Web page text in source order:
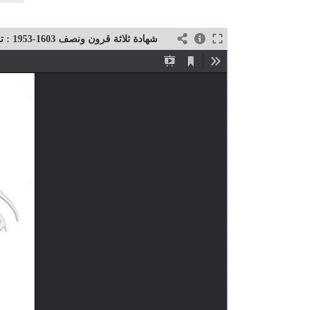
شهادة ثلاثة قرون ونصف 1603-1953 : تونس وأسواقها في أوصاف الرحالة الأوروبين